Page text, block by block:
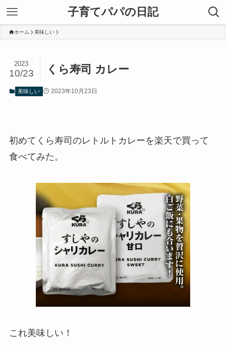
子育てパパの日記
ホーム 美味しい
くら寿司 カレー
2023
10/23
美味しい 2023年10月23日
初めてくら寿司のレトルトカレーを楽天で買って
食べてみた。
これ美味しい！